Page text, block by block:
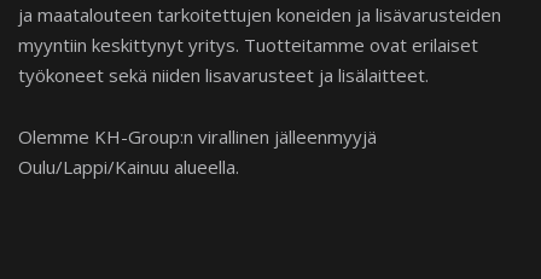
ja maatalouteen tarkoitettujen koneiden ja lisävarusteiden
myyntiin keskittynyt yritys. Tuotteitamme ovat erilaiset
työkoneet sekä niiden lisavarusteet ja lisälaitteet.
Olemme KH-Group:n virallinen jälleenmyyjä
Oulu/Lappi/Kainuu alueella.